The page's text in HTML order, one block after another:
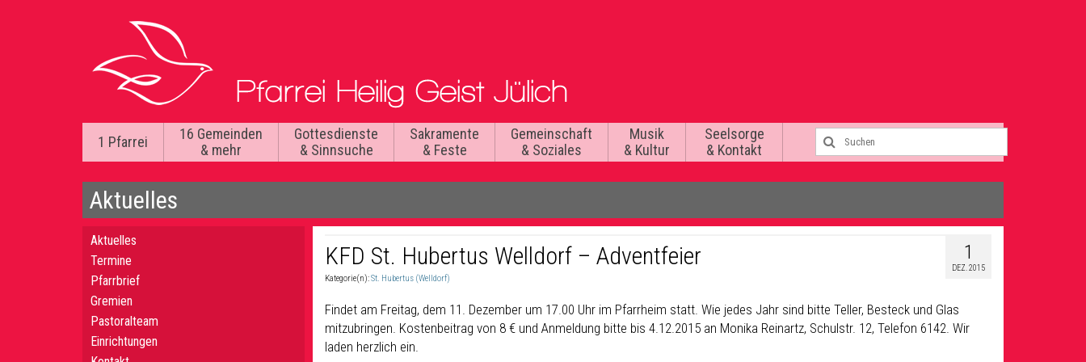
1 Pfarrei
16 Gemeinden
& mehr
Gottesdienste
& Sinnsuche
Sakramente
& Feste
Gemeinschaft
& Soziales
Musik
& Kultur
Seelsorge
& Kontakt
Aktuelles
1
DEZ. 2015
KFD St. Hubertus Welldorf – Adventfeier
Kategorie(n):St. Hubertus (Welldorf)
Findet am Freitag, dem 11. Dezember um 17.00 Uhr im Pfarrheim statt. Wie jedes Jahr sind bitte Teller, Besteck und Glas
mitzubringen. Kostenbeitrag von 8 € und Anmeldung bitte bis 4.12.2015 an Monika Reinartz, Schulstr. 12, Telefon 6142. Wir
laden herzlich ein.
Aktuelles
Termine
Pfarrbrief
Gremien
Pastoralteam
Einrichtungen